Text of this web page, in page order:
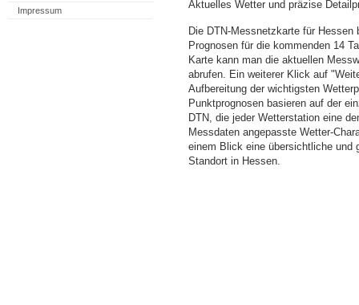
Impressum Aktuelles Wetter und präzise
Die DTN-Messnetzkarte für
Prognosen für die kommenden 14
Karte kann man die aktuellen
abrufen. Ein weiterer Klick auf
Aufbereitung der wichtigsten
Punktprognosen basieren auf der
DTN, die jeder Wetterstation eine
Messdaten angepasste Wetter-
einem Blick eine übersichtliche und
Standort in Hessen.